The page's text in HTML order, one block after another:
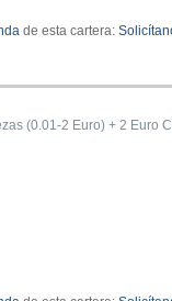
de esta cartera:
(0.01-2 Euro) + 2 Euro